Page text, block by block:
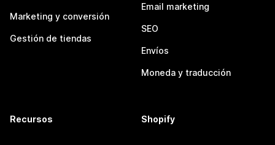
Marketing y conversión
Gestión de tiendas
Email marketing
SEO
Envíos
Moneda y traducción
Recursos Shopify